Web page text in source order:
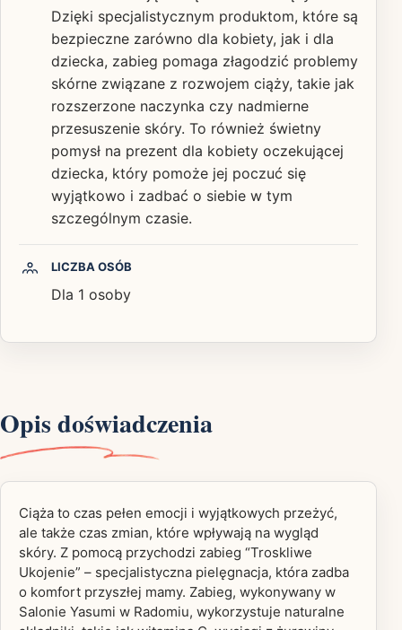
Dzięki specjalistycznym produktom, które są
bezpieczne zarówno dla kobiety, jak i dla
dziecka, zabieg pomaga złagodzić problemy
skórne związane z rozwojem ciąży, takie jak
rozszerzone naczynka czy nadmierne
przesuszenie skóry. To również świetny
pomysł na prezent dla kobiety oczekującej
dziecka, który pomoże jej poczuć się
wyjątkowo i zadbać o siebie w tym
szczególnym czasie.
LICZBA OSÓB
Dla 1 osoby
Opis doświadczenia
Ciąża to czas pełen emocji i wyjątkowych przeżyć,
ale także czas zmian, które wpływają na wygląd
skóry. Z pomocą przychodzi zabieg “Troskliwe
Ukojenie” – specjalistyczna pielęgnacja, która zadba
o komfort przyszłej mamy. Zabieg, wykonywany w
Salonie Yasumi w Radomiu, wykorzystuje naturalne